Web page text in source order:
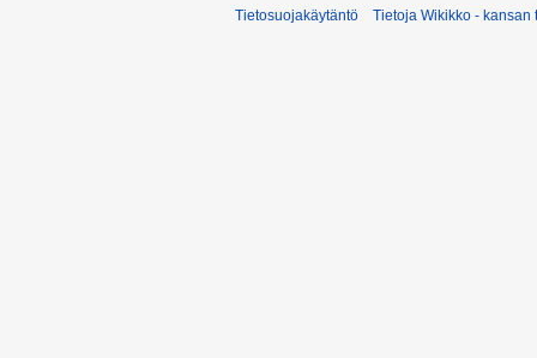
Tietosuojakäytäntö Tietoja Wikikko - kansan